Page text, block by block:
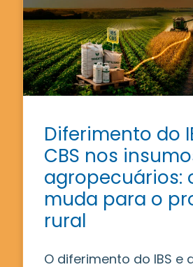
Diferimento do
CBS nos
agropecuários:
muda para o
rural
O diferimento do IBS e